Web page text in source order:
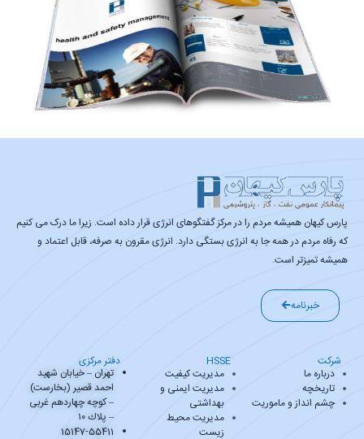
پارس کیهان همیشه مردم را در مرکز گفتگوهای انرژی قرار داده است. زیرا ما درک می کنیم
که رفاه مردم در همه جا به انرژی بستگی دارد. انرژی مقرون به صرفه، قابل اعتماد و
همیشه تمیزتر است.
خبرنامه
شرکت
درباره ما
تاریخچه
چشم انداز و ماموریت
HSSE
مدیریت کیفیت
مدیریت ایمنی و
بهداشتی
مدیریت محیط
زیست
دفتر مرکزی
تهران – خیابان شهید
احمد قصیر (بخارست)
– کوچه چهاردهم غربی
– پلاك ۱۰
15147-55411